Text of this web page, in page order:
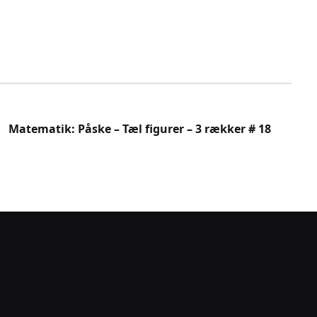
Matematik: Påske – Tæl figurer – 3 rækker # 18